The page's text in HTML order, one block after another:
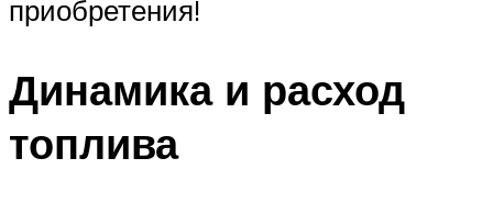
приобретения!
Динамика и расход
топлива